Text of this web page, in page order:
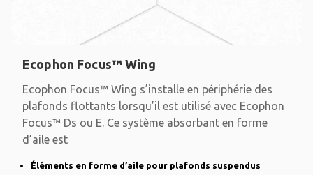
Ecophon Focus™ Wing
Ecophon Focus™ Wing s’installe en périphérie des
plafonds flottants lorsqu’il est utilisé avec Ecophon
Focus™ Ds ou E. Ce système absorbant en forme
d’aile est
Éléments en forme d’aile pour plafonds suspendus